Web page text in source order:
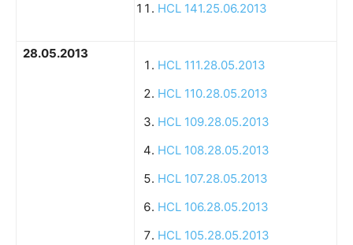
HCL 141.25.06.2013
28.05.2013
HCL 111.28.05.2013
HCL 110.28.05.2013
HCL 109.28.05.2013
HCL 108.28.05.2013
HCL 107.28.05.2013
HCL 106.28.05.2013
HCL 105.28.05.2013